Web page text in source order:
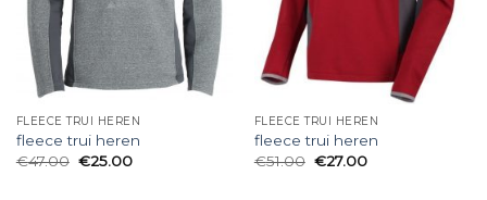
FLEECE TRUI HEREN
fleece trui heren
€47.00 €25.00
FLEECE TRUI HEREN
fleece trui heren
€51.00 €27.00